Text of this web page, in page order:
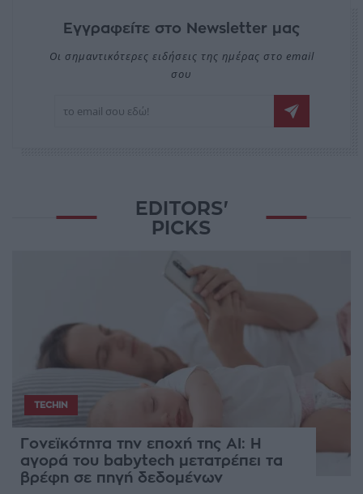
Εγγραφείτε στο Newsletter μας
Οι σημαντικότερες ειδήσεις της ημέρας στο email
σου
EDITORS'
PICKS
TECHIN
Γονεϊκότητα την εποχή της AI: Η
αγορά του babytech μετατρέπει τα
βρέφη σε πηγή δεδομένων